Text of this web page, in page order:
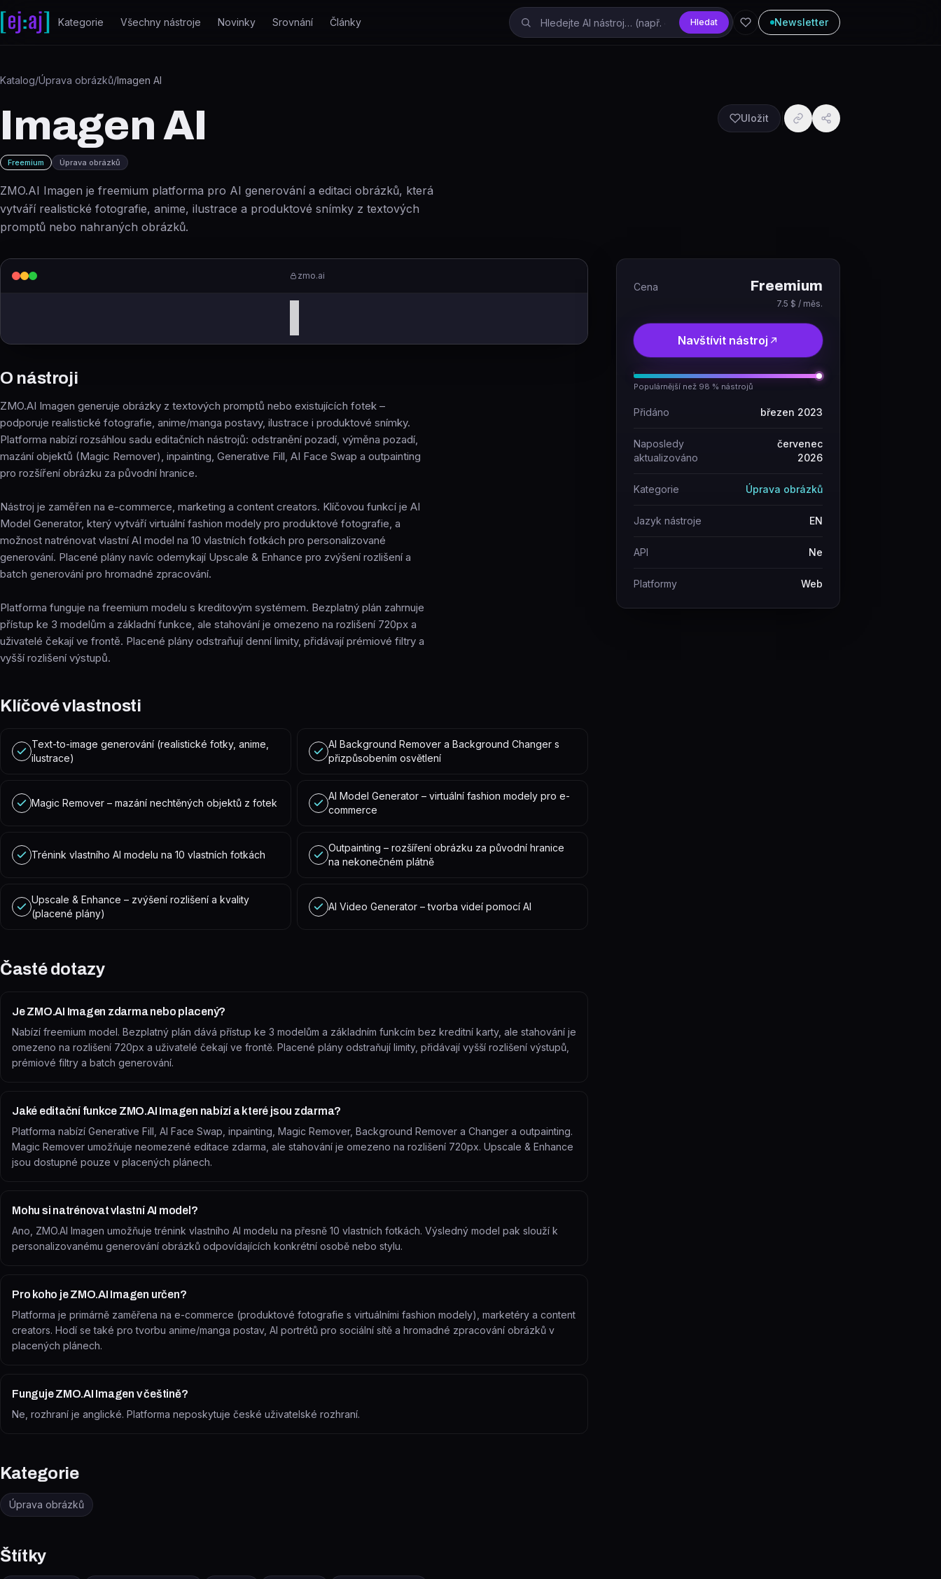
Přeskočit na obsah
Kategorie Všechny nástroje Novinky Srovnání Články Hledat Newsletter
Katalog/Úprava obrázků/Imagen AI
Imagen AI
Freemium Úprava obrázků
ZMO.AI Imagen je freemium platforma pro AI generování a editaci obrázků, která
vytváří realistické fotografie, anime, ilustrace a produktové snímky z textových
promptů nebo nahraných obrázků.
Uložit
zmo.ai
I
O nástroji
ZMO.AI Imagen generuje obrázky z textových promptů nebo existujících fotek –
podporuje realistické fotografie, anime/manga postavy, ilustrace i produktové snímky.
Platforma nabízí rozsáhlou sadu editačních nástrojů: odstranění pozadí, výměna pozadí,
mazání objektů (Magic Remover), inpainting, Generative Fill, AI Face Swap a outpainting
pro rozšíření obrázku za původní hranice.
Nástroj je zaměřen na e-commerce, marketing a content creators. Klíčovou funkcí je AI
Model Generator, který vytváří virtuální fashion modely pro produktové fotografie, a
možnost natrénovat vlastní AI model na 10 vlastních fotkách pro personalizované
generování. Placené plány navíc odemykají Upscale & Enhance pro zvýšení rozlišení a
batch generování pro hromadné zpracování.
Platforma funguje na freemium modelu s kreditovým systémem. Bezplatný plán zahrnuje
přístup ke 3 modelům a základní funkce, ale stahování je omezeno na rozlišení 720px a
uživatelé čekají ve frontě. Placené plány odstraňují denní limity, přidávají prémiové filtry a
vyšší rozlišení výstupů.
Klíčové vlastnosti
Text-to-image generování (realistické fotky, anime,
ilustrace)
AI Background Remover a Background Changer s
přizpůsobením osvětlení
Magic Remover – mazání nechtěných objektů z fotek
AI Model Generator – virtuální fashion modely pro e-
commerce
Trénink vlastního AI modelu na 10 vlastních fotkách
Outpainting – rozšíření obrázku za původní hranice
na nekonečném plátně
Upscale & Enhance – zvýšení rozlišení a kvality
(placené plány)
AI Video Generator – tvorba videí pomocí AI
Časté dotazy
Je ZMO.AI Imagen zdarma nebo placený?
Nabízí freemium model. Bezplatný plán dává přístup ke 3 modelům a základním funkcím bez kreditní karty, ale stahování je
omezeno na rozlišení 720px a uživatelé čekají ve frontě. Placené plány odstraňují limity, přidávají vyšší rozlišení výstupů,
prémiové filtry a batch generování.
Jaké editační funkce ZMO.AI Imagen nabízí a které jsou zdarma?
Platforma nabízí Generative Fill, AI Face Swap, inpainting, Magic Remover, Background Remover a Changer a outpainting.
Magic Remover umožňuje neomezené editace zdarma, ale stahování je omezeno na rozlišení 720px. Upscale & Enhance
jsou dostupné pouze v placených plánech.
Mohu si natrénovat vlastní AI model?
Ano, ZMO.AI Imagen umožňuje trénink vlastního AI modelu na přesně 10 vlastních fotkách. Výsledný model pak slouží k
personalizovanému generování obrázků odpovídajících konkrétní osobě nebo stylu.
Pro koho je ZMO.AI Imagen určen?
Platforma je primárně zaměřena na e-commerce (produktové fotografie s virtuálními fashion modely), marketéry a content
creators. Hodí se také pro tvorbu anime/manga postav, AI portrétů pro sociální sítě a hromadné zpracování obrázků v
placených plánech.
Funguje ZMO.AI Imagen v češtině?
Ne, rozhraní je anglické. Platforma neposkytuje české uživatelské rozhraní.
Kategorie
Úprava obrázků
Štítky
Cena Freemium
7.5 $ / měs.
Navštívit nástroj
Populárnější než 98 % nástrojů
Přidáno březen 2023
Naposledy
aktualizováno
červenec
2026
Kategorie Úprava obrázků
Jazyk nástroje EN
API Ne
Platformy Web